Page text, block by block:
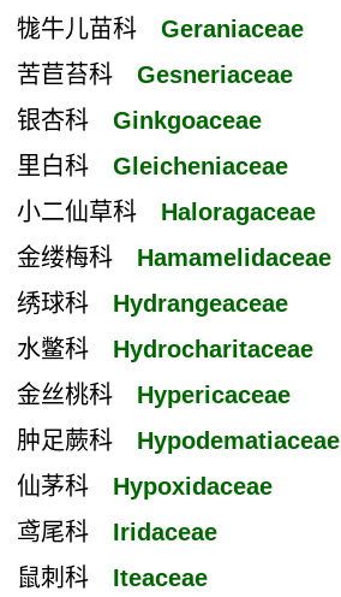
牻牛儿苗科
Geraniaceae
苦苣苔科
Gesneriaceae
银杏科
Ginkgoaceae
里白科
Gleicheniaceae
小二仙草科
Haloragaceae
金缕梅科
Hamamelidaceae
绣球科
Hydrangeaceae
水鳖科
Hydrocharitaceae
金丝桃科
Hypericaceae
肿足蕨科
Hypodematiaceae
仙茅科
Hypoxidaceae
鸢尾科
Iridaceae
鼠刺科
Iteaceae